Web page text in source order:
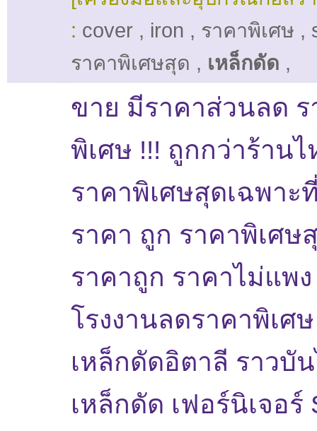
: cover , iron , ราคาพิเศษ ,
ราคาพิเศษสุด , เหล็กดัด ,
ขาย มีราคาส่วนลด ร
พิเศษ !!! ถูกกว่าร้าน
ราคาพิเศษสุดเฉพาะ
ราคา ถูก ราคาพิเศษ
ราคาถูก ราคาไม่แพ
โรงงานลดราคาพิเศ
เหล็กดัดอิตาลี ราวบั
เหล็กดัด เฟอร์นิเจอร์